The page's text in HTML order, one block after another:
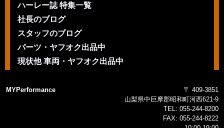
ハーレー誌 特集一覧
社長のブログ
スタッフのブログ
パーツ・ヤフオク出品中
現状他 車両・ヤフオク出品中
MYPerformance
〒 409-3851
山梨県中巨摩郡昭和町河西621-9
TEL: 055-244-8200
FAX: 055-244-8222